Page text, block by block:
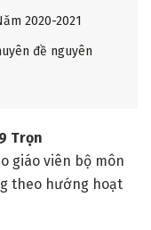
2020-2021
đề nguyên
Trọn
giáo viên bộ môn
theo hướng hoạt